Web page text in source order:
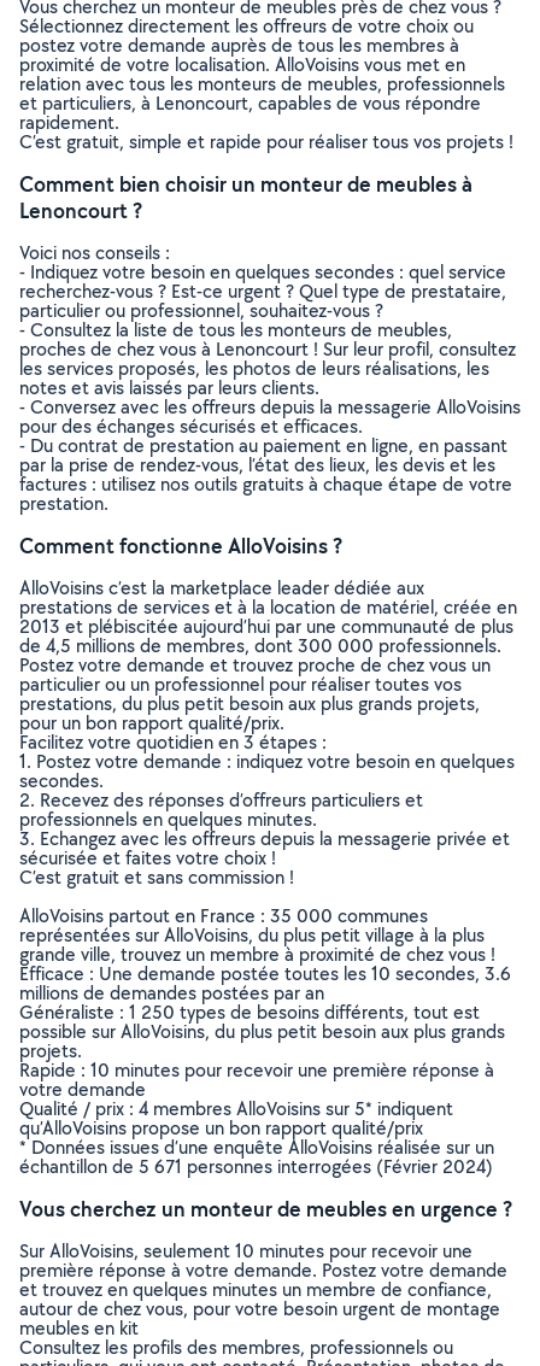
Vous cherchez un monteur de meubles près de chez vous ?
Sélectionnez directement les offreurs de votre choix ou
postez votre demande auprès de tous les membres à
proximité de votre localisation. AlloVoisins vous met en
relation avec tous les monteurs de meubles, professionnels
et particuliers, à Lenoncourt, capables de vous répondre
rapidement.
C’est gratuit, simple et rapide pour réaliser tous vos projets !
Comment bien choisir un monteur de meubles à
Lenoncourt ?
Voici nos conseils :
- Indiquez votre besoin en quelques secondes : quel service
recherchez-vous ? Est-ce urgent ? Quel type de prestataire,
particulier ou professionnel, souhaitez-vous ?
- Consultez la liste de tous les monteurs de meubles,
proches de chez vous à Lenoncourt ! Sur leur profil, consultez
les services proposés, les photos de leurs réalisations, les
notes et avis laissés par leurs clients.
- Conversez avec les offreurs depuis la messagerie AlloVoisins
pour des échanges sécurisés et efficaces.
- Du contrat de prestation au paiement en ligne, en passant
par la prise de rendez-vous, l’état des lieux, les devis et les
factures : utilisez nos outils gratuits à chaque étape de votre
prestation.
Comment fonctionne AlloVoisins ?
AlloVoisins c’est la marketplace leader dédiée aux
prestations de services et à la location de matériel, créée en
2013 et plébiscitée aujourd’hui par une communauté de plus
de 4,5 millions de membres, dont 300 000 professionnels.
Postez votre demande et trouvez proche de chez vous un
particulier ou un professionnel pour réaliser toutes vos
prestations, du plus petit besoin aux plus grands projets,
pour un bon rapport qualité/prix.
Facilitez votre quotidien en 3 étapes :
1. Postez votre demande : indiquez votre besoin en quelques
secondes.
2. Recevez des réponses d’offreurs particuliers et
professionnels en quelques minutes.
3. Echangez avec les offreurs depuis la messagerie privée et
sécurisée et faites votre choix !
C’est gratuit et sans commission !
AlloVoisins partout en France : 35 000 communes
représentées sur AlloVoisins, du plus petit village à la plus
grande ville, trouvez un membre à proximité de chez vous !
Efficace : Une demande postée toutes les 10 secondes, 3.6
millions de demandes postées par an
Généraliste : 1 250 types de besoins différents, tout est
possible sur AlloVoisins, du plus petit besoin aux plus grands
projets.
Rapide : 10 minutes pour recevoir une première réponse à
votre demande
Qualité / prix : 4 membres AlloVoisins sur 5* indiquent
qu’AlloVoisins propose un bon rapport qualité/prix
* Données issues d’une enquête AlloVoisins réalisée sur un
échantillon de 5 671 personnes interrogées (Février 2024)
Vous cherchez un monteur de meubles en urgence ?
Sur AlloVoisins, seulement 10 minutes pour recevoir une
première réponse à votre demande. Postez votre demande
et trouvez en quelques minutes un membre de confiance,
autour de chez vous, pour votre besoin urgent de montage
meubles en kit
Consultez les profils des membres, professionnels ou